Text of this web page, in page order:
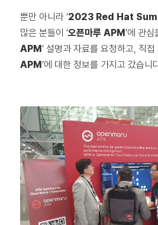
뿐만 아니라 ‘2023 Red Hat
많은 분들이 ‘오픈마루 APM‘에 관심
APM‘ 설명과 자료를 요청하고, 직접
APM‘에 대한 정보를 가지고 갔습니